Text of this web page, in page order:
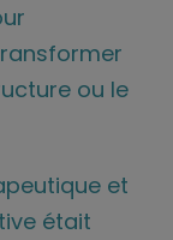
ou le
et
était